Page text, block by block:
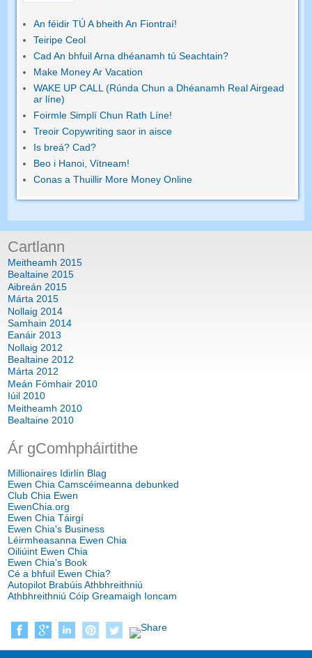
An féidir TÚ A bheith An Fiontraí!
Teiripe Ceol
Cad An bhfuil Arna dhéanamh tú Seachtain?
Make Money Ar Vacation
WAKE UP CALL (Rúnda Chun a Dhéanamh Real Airgead
ar líne)
Foirmle Simplí Chun Rath Líne!
Treoir Copywriting saor in aisce
Is breá? Cad?
Beo i Hanoi, Vítneam!
Conas a Thuillir More Money Online
Cartlann
Meitheamh 2015
Bealtaine 2015
Aibreán 2015
Márta 2015
Nollaig 2014
Samhain 2014
Eanáir 2013
Nollaig 2012
Bealtaine 2012
Márta 2012
Meán Fómhair 2010
Iúil 2010
Meitheamh 2010
Bealtaine 2010
Ár gComhpháirtithe
Millionaires Idirlín Blag
Ewen Chia Camscéimeanna debunked
Club Chia Ewen
EwenChia.org
Ewen Chia Táirgí
Ewen Chia's Business
Léirmheasanna Ewen Chia
Oiliúint Ewen Chia
Ewen Chia's Book
Cé a bhfuil Ewen Chia?
Autopilot Brabúis Athbhreithniú
Athbhreithniú Cóip Greamaigh Ioncam